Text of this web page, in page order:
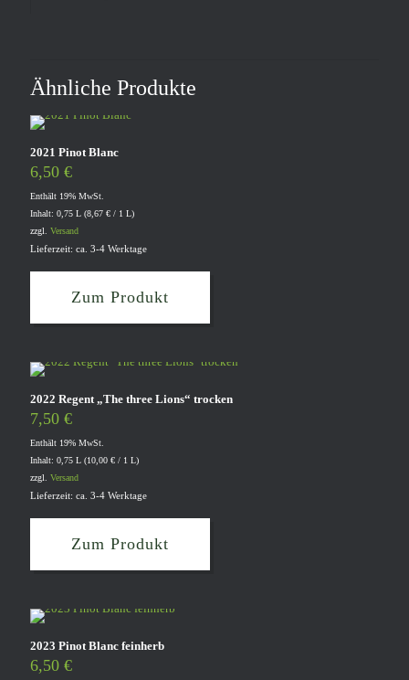
Ähnliche Produkte
2021 Pinot Blanc
6,50 €
Enthält 19% MwSt.
Inhalt: 0,75 L (8,67 € / 1 L)
zzgl. Versand
Lieferzeit: ca. 3-4 Werktage
Zum Produkt
2022 Regent „The three Lions“ trocken
7,50 €
Enthält 19% MwSt.
Inhalt: 0,75 L (10,00 € / 1 L)
zzgl. Versand
Lieferzeit: ca. 3-4 Werktage
Zum Produkt
2023 Pinot Blanc feinherb
6,50 €